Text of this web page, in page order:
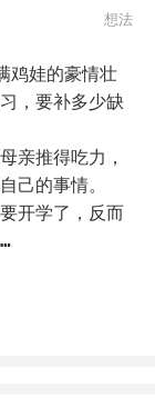
》原著；
，计划先这么
想法
鸡娃的豪情壮
，要补多少缺
亲推得吃力，
己的事情。
开学了，反而